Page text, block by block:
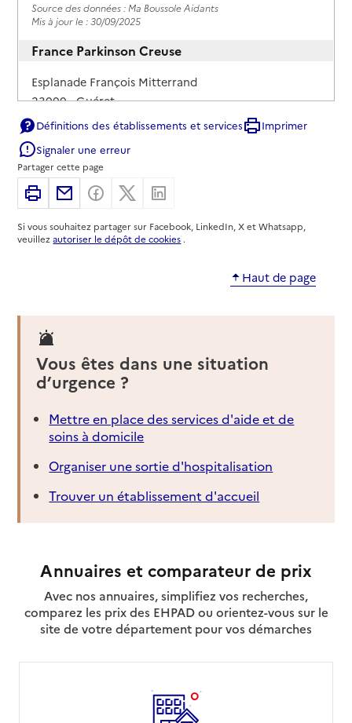
Source des données : Ma Boussole Aidants
Mis à jour le : 30/09/2025
France Parkinson Creuse
Adresse
Esplanade François Mitterrand
23000-Guéret
06 65 48 42 23
Contact
Site internet
Rapport HAS
Source des données : Ma Boussole Aidants
Mis à jour le : 26/09/2025
05 55 52 44 87
Contact
Site internet
Source des données : Ma Boussole Aidants
Mis à jour le : 06/06/2025
SOS Soins de support de la Creuse - Ligue
Contre le Cancer
Adresse
1 Rue Martinet
23000-Guéret
05 55 52 44 87
Contact
Site internet
Rapport HAS
Source des données : Ma Boussole Aidants
Définitions des établissements et services
Imprimer
Signaler une erreur
Partager cette page
ImprimerPartager par email
Partager sur Facebook
Partager sur X
Si vous souhaitez partager sur Facebook, LinkedIn, X et Whatsapp,
veuillezautoriser le dépôt de cookies .
Haut de page
Vous êtes dans une situation
d’urgence ?
Mettre en place des services d'aide et de
soins à domicile
Organiser une sortie d'hospitalisation
Trouver un établissement d'accueil
Annuaires et comparateur de prix
Avec nos annuaires, simplifiez vos recherches,
comparez les prix des EHPAD ou orientez-vous sur le
site de votre département pour vos démarches